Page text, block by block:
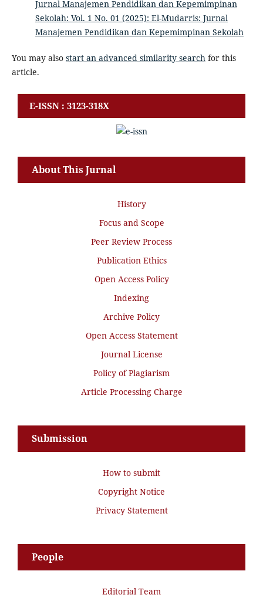
Jurnal Manajemen Pendidikan dan Kepemimpinan
Sekolah: Vol. 1 No. 01 (2025): El-Mudarris: Jurnal
Manajemen Pendidikan dan Kepemimpinan Sekolah
You may also start an advanced similarity searchfor this
article.
E-ISSN : 3123-318X
About This Jurnal
History
Focus and Scope
Peer Review Process
Publication Ethics
Open Access Policy
Indexing
Archive Policy
Open Access Statement
Journal License
Policy of Plagiarism
Article Processing Charge
Submission
How to submit
Copyright Notice
Privacy Statement
People
Editorial Team